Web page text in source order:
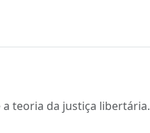
a teoria da justiça libertária.